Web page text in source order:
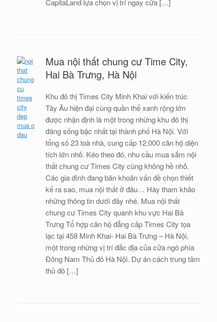
CapitaLand lựa chọn vị trí ngay cửa […]
Mua nội thất chung cư Time City,
Hai Bà Trưng, Hà Nội
Khu đô thị Times City Minh Khai với kiến trúc
Tây Âu hiện đại cùng quần thể xanh rộng lớn
được nhận định là một trong những khu đô thị
đáng sống bậc nhất tại thành phố Hà Nội. Với
tổng số 23 toà nhà, cung cấp 12.000 căn hộ diện
tích lớn nhỏ. Kéo theo đó, nhu cầu mua sắm nội
thất chung cư Times City cũng không hề nhỏ.
Các gia đình đang băn khoăn vấn đề chọn thiết
kế ra sao, mua nội thất ở đâu… Hãy tham khảo
những thông tin dưới đây nhé. Mua nội thất
chung cư Times City quanh khu vực Hai Bà
Trưng Tổ hợp căn hộ đẳng cấp Times City tọa
lạc tại 458 Minh Khai- Hai Bà Trưng – Hà Nội,
một trong những vị trí đắc địa của cửa ngõ phía
Đông Nam Thủ đô Hà Nội. Dự án cách trung tâm
thủ đô […]